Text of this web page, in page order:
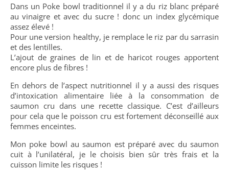
Dans un Poke bowl traditionnel il y a du riz blanc préparé
au vinaigre et avec du sucre ! donc un index glycémique
assez élevé !
Pour une version healthy, je remplace le riz par du sarrasin
et des lentilles.
L’ajout de graines de lin et de haricot rouges apportent
encore plus de fibres !
En dehors de l’aspect nutritionnel il y a aussi des risques
d’intoxication alimentaire liée à la consommation de
saumon cru dans une recette classique. C’est d’ailleurs
pour cela que le poisson cru est fortement déconseillé aux
femmes enceintes.
Mon poke bowl au saumon est préparé avec du saumon
cuit à l’unilatéral, je le choisis bien sûr très frais et la
cuisson limite les risques !